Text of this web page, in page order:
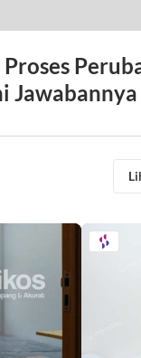
Jawabannya